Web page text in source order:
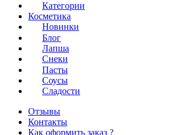
Категории
Косметика
Новинки
Блог
Лапша
Снеки
Пасты
Соусы
Сладости
Отзывы
Контакты
Как оформить заказ ?